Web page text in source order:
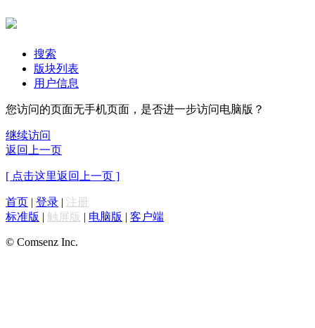
搜索
版块列表
用户信息
您访问的页面无手机页面，是否进一步访问电脑版？
继续访问
返回上一页
[ 点击这里返回上一页 ]
首页 | 登录 | 注册
标准版 | 触屏版 | 电脑版 | 客户端
© Comsenz Inc.